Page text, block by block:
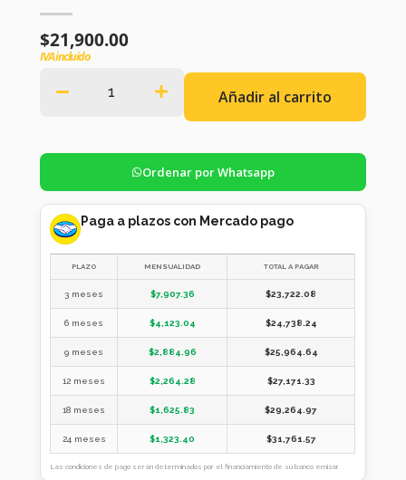
$21,900.00
IVA incluido
Añadir al carrito
Ordenar por Whatsapp
Paga a plazos con Mercado pago
PLAZO MENSUALIDAD TOTAL A PAGAR
3 meses $7,907.36 $23,722.08
6 meses $4,123.04 $24,738.24
9 meses $2,884.96 $25,964.64
12 meses $2,264.28 $27,171.33
18 meses $1,625.83 $29,264.97
24 meses $1,323.40 $31,761.57
Las condiciones de pago serán determinados por el financiamiento de su banco emisor.